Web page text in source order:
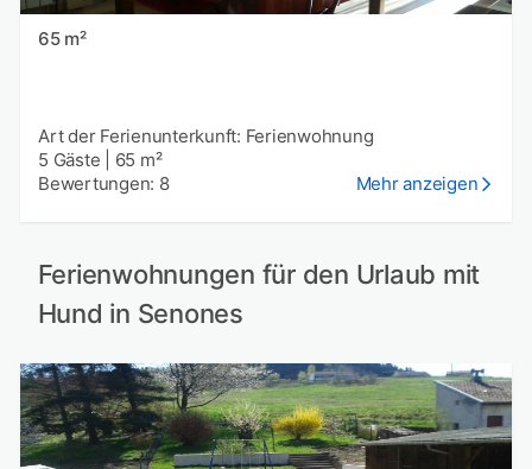
65 m²
Art der Ferienunterkunft: Ferienwohnung
5 Gäste
65 m²
Bewertungen: 8
Mehr anzeigen
Ferienwohnungen für den Urlaub mit
Hund in Senones